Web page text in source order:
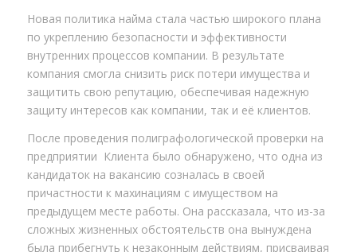
Новая политика найма стала частью широкого плана
по укреплению безопасности и эффективности
внутренних процессов компании. В результате
компания смогла снизить риск потери имущества и
защитить свою репутацию, обеспечивая надежную
защиту интересов как компании, так и её клиентов.
После проведения полиграфологической проверки на
предприятии Клиента было обнаружено, что одна из
кандидаток на вакансию созналась в своей
причастности к махинациям с имуществом на
предыдущем месте работы. Она рассказала, что из-за
сложных жизненных обстоятельств она вынуждена
была прибегнуть к незаконным действиям, присваивая